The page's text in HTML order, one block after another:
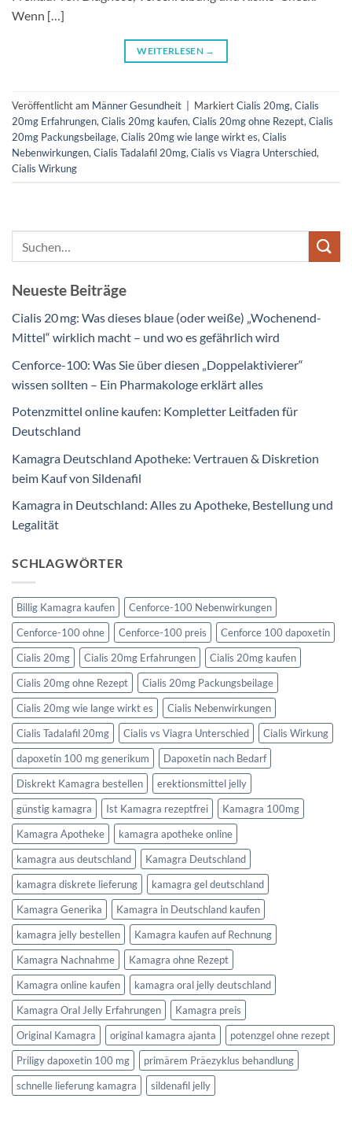
Wenn […]
WEITERLESEN →
Veröffentlicht am Männer Gesundheit MarkiertCialis 20mg, Cialis
20mg Erfahrungen, Cialis 20mg kaufen, Cialis 20mg ohne Rezept, Cialis
20mg Packungsbeilage, Cialis 20mg wie lange wirkt es, Cialis
Nebenwirkungen, Cialis Tadalafil 20mg, Cialis vs Viagra Unterschied,
Cialis Wirkung
Neueste Beiträge
Cialis 20 mg: Was dieses blaue (oder weiße) „Wochenend-
Mittel“ wirklich macht – und wo es gefährlich wird
Cenforce-100: Was Sie über diesen „Doppelaktivierer“
wissen sollten – Ein Pharmakologe erklärt alles
Potenzmittel online kaufen: Kompletter Leitfaden für
Deutschland
Kamagra Deutschland Apotheke: Vertrauen & Diskretion
beim Kauf von Sildenafil
Kamagra in Deutschland: Alles zu Apotheke, Bestellung und
Legalität
SCHLAGWÖRTER
Billig Kamagra kaufen
Cenforce-100 Nebenwirkungen
Cenforce-100 ohne
Cenforce-100 preis
Cenforce 100 dapoxetin
Cialis 20mg
Cialis 20mg Erfahrungen
Cialis 20mg kaufen
Cialis 20mg ohne Rezept
Cialis 20mg Packungsbeilage
Cialis 20mg wie lange wirkt es
Cialis Nebenwirkungen
Cialis Tadalafil 20mg
Cialis vs Viagra Unterschied
Cialis Wirkung
dapoxetin 100 mg generikum
Dapoxetin nach Bedarf
Diskrekt Kamagra bestellen
erektionsmittel jelly
günstig kamagra
Ist Kamagra rezeptfrei
Kamagra 100mg
Kamagra Apotheke
kamagra apotheke online
kamagra aus deutschland
Kamagra Deutschland
kamagra diskrete lieferung
kamagra gel deutschland
Kamagra Generika
Kamagra in Deutschland kaufen
kamagra jelly bestellen
Kamagra kaufen auf Rechnung
Kamagra Nachnahme
Kamagra ohne Rezept
Kamagra online kaufen
kamagra oral jelly deutschland
Kamagra Oral Jelly Erfahrungen
Kamagra preis
Original Kamagra
original kamagra ajanta
potenzgel ohne rezept
Priligy dapoxetin 100 mg
primärem Präezyklus behandlung
schnelle lieferung kamagra
sildenafil jelly